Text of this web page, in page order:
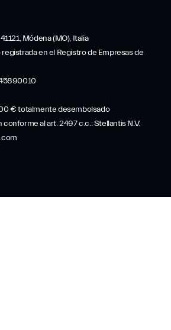
Módena (MO), Italia
en el Registro de Empresas de
€ totalmente desembolsado
al art. 2497 c.c.: Stellantis N.V.